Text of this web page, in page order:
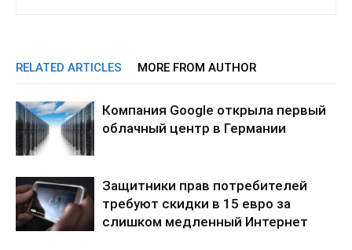
RELATED ARTICLES MORE FROM AUTHOR
Компания Google открыла первый
облачный центр в Германии
Защитники прав потребителей
требуют скидки в 15 евро за
слишком медленный Интернет